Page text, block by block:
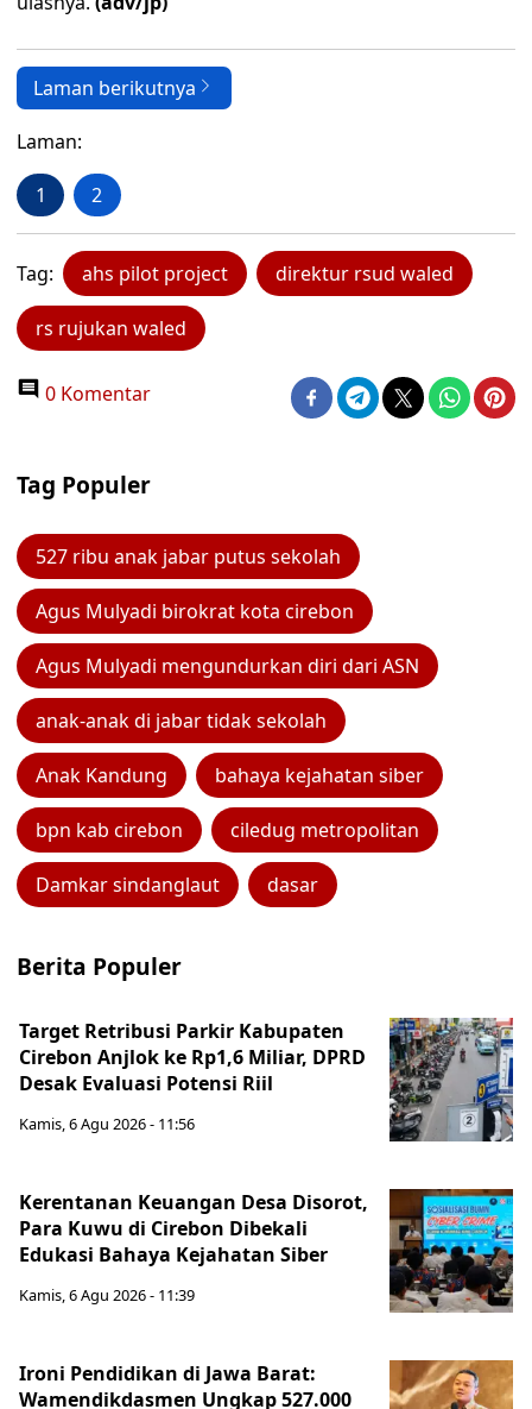
Laman berikutnya
Laman:
1 2
Tag: ahs pilot project direktur rsud waled
rs rujukan waled
0 Komentar
Tag Populer
527 ribu anak jabar putus sekolah
Agus Mulyadi birokrat kota cirebon
Agus Mulyadi mengundurkan diri dari ASN
anak-anak di jabar tidak sekolah
Anak Kandung bahaya kejahatan siber
bpn kab cirebon ciledug metropolitan
Damkar sindanglaut dasar
Berita Populer
Target Retribusi Parkir Kabupaten
Cirebon Anjlok ke Rp1,6 Miliar, DPRD
Desak Evaluasi Potensi Riil
Kamis, 6 Agu 2026 - 11:56
Kerentanan Keuangan Desa Disorot,
Para Kuwu di Cirebon Dibekali
Edukasi Bahaya Kejahatan Siber
Kamis, 6 Agu 2026 - 11:39
Ironi Pendidikan di Jawa Barat:
Wamendikdasmen Ungkap 527.000